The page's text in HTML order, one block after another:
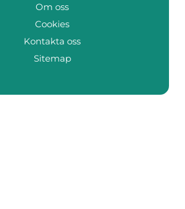
Om oss
Cookies
Kontakta oss
Sitemap